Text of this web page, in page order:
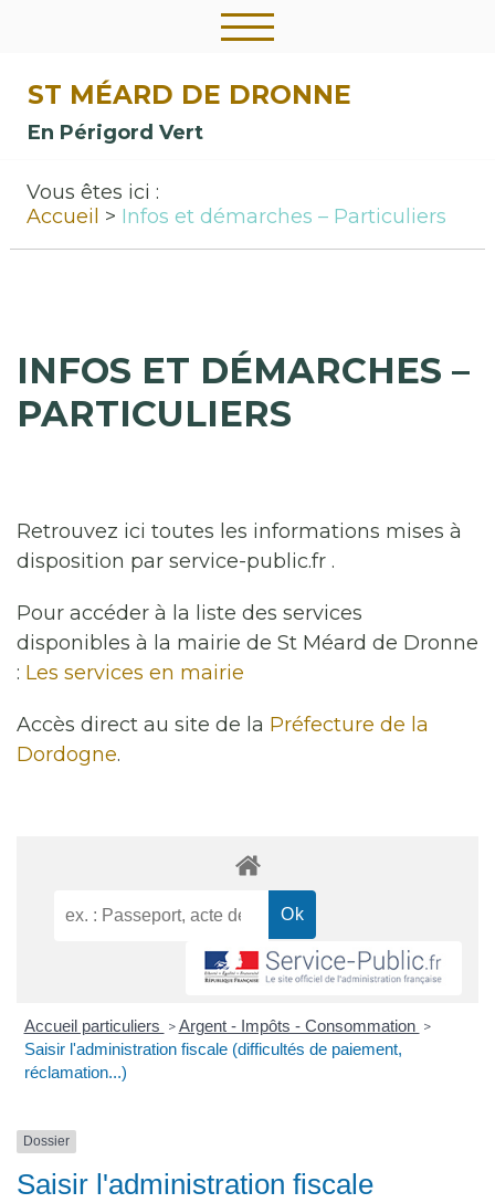
ST MÉARD DE DRONNE
En Périgord Vert
Vous êtes ici :
Accueil
Infos et démarches – Particuliers
INFOS ET DÉMARCHES –
PARTICULIERS
Retrouvez ici toutes les informations mises à
disposition par service-public.fr .
Pour accéder à la liste des services
disponibles à la mairie de St Méard de Dronne
: Les services en mairie
Accès direct au site de la Préfecture de la
Dordogne.
Accueil particuliers > Argent - Impôts - Consommation >
Saisir l'administration fiscale (difficultés de paiement,
réclamation...)
Dossier
Saisir l'administration fiscale